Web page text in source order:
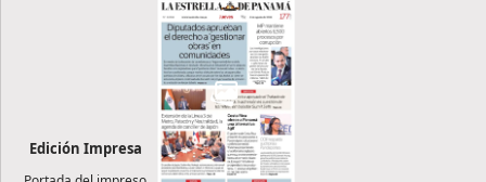
Edición Impresa